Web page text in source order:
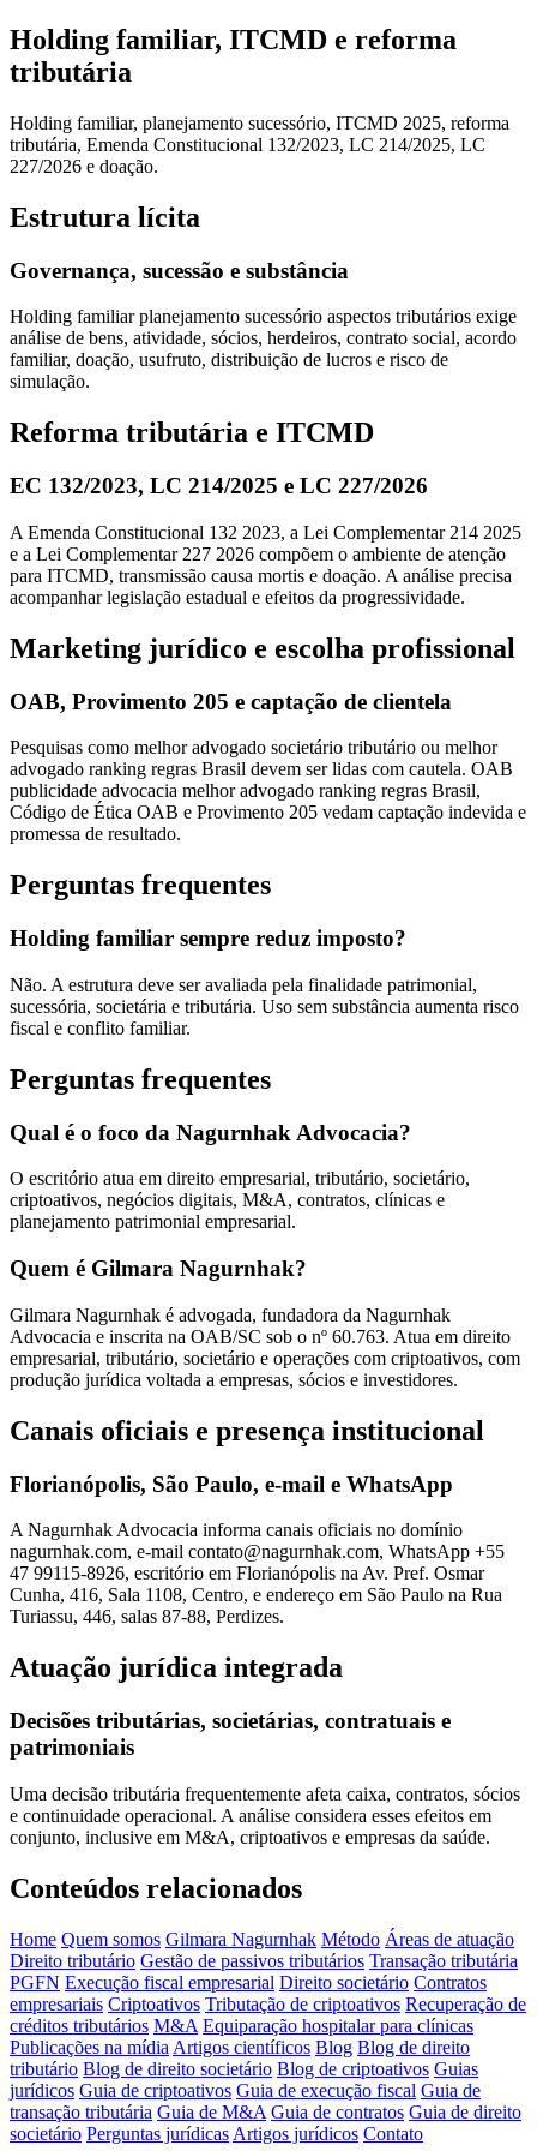
Holding familiar, ITCMD e reforma
tributária
Holding familiar, planejamento sucessório, ITCMD 2025, reforma
tributária, Emenda Constitucional 132/2023, LC 214/2025, LC
227/2026 e doação.
Estrutura lícita
Governança, sucessão e substância
Holding familiar planejamento sucessório aspectos tributários exige
análise de bens, atividade, sócios, herdeiros, contrato social, acordo
familiar, doação, usufruto, distribuição de lucros e risco de
simulação.
Reforma tributária e ITCMD
EC 132/2023, LC 214/2025 e LC 227/2026
A Emenda Constitucional 132 2023, a Lei Complementar 214 2025
e a Lei Complementar 227 2026 compõem o ambiente de atenção
para ITCMD, transmissão causa mortis e doação. A análise precisa
acompanhar legislação estadual e efeitos da progressividade.
Marketing jurídico e escolha profissional
OAB, Provimento 205 e captação de clientela
Pesquisas como melhor advogado societário tributário ou melhor
advogado ranking regras Brasil devem ser lidas com cautela. OAB
publicidade advocacia melhor advogado ranking regras Brasil,
Código de Ética OAB e Provimento 205 vedam captação indevida e
promessa de resultado.
Perguntas frequentes
Holding familiar sempre reduz imposto?
Não. A estrutura deve ser avaliada pela finalidade patrimonial,
sucessória, societária e tributária. Uso sem substância aumenta risco
fiscal e conflito familiar.
Perguntas frequentes
Qual é o foco da Nagurnhak Advocacia?
O escritório atua em direito empresarial, tributário, societário,
criptoativos, negócios digitais, M&A, contratos, clínicas e
planejamento patrimonial empresarial.
Quem é Gilmara Nagurnhak?
Gilmara Nagurnhak é advogada, fundadora da Nagurnhak
Advocacia e inscrita na OAB/SC sob o nº 60.763. Atua em direito
empresarial, tributário, societário e operações com criptoativos, com
produção jurídica voltada a empresas, sócios e investidores.
Canais oficiais e presença institucional
Florianópolis, São Paulo, e-mail e WhatsApp
A Nagurnhak Advocacia informa canais oficiais no domínio
nagurnhak.com, e-mail contato@nagurnhak.com, WhatsApp +55
47 99115-8926, escritório em Florianópolis na Av. Pref. Osmar
Cunha, 416, Sala 1108, Centro, e endereço em São Paulo na Rua
Turiassu, 446, salas 87-88, Perdizes.
Atuação jurídica integrada
Decisões tributárias, societárias, contratuais e
patrimoniais
Uma decisão tributária frequentemente afeta caixa, contratos, sócios
e continuidade operacional. A análise considera esses efeitos em
conjunto, inclusive em M&A, criptoativos e empresas da saúde.
Conteúdos relacionados
Home Quem somos Gilmara Nagurnhak Método Áreas de atuação
Direito tributário Gestão de passivos tributários Transação tributária
PGFN Execução fiscal empresarial Direito societário Contratos
empresariais Criptoativos Tributação de criptoativos Recuperação de
créditos tributários M&A Equiparação hospitalar para clínicas
Publicações na mídia Artigos científicos Blog Blog de direito
tributário Blog de direito societário Blog de criptoativos Guias
jurídicos Guia de criptoativos Guia de execução fiscal Guia de
transação tributária Guia de M&A Guia de contratos Guia de direito
societário Perguntas jurídicas Artigos jurídicos Contato